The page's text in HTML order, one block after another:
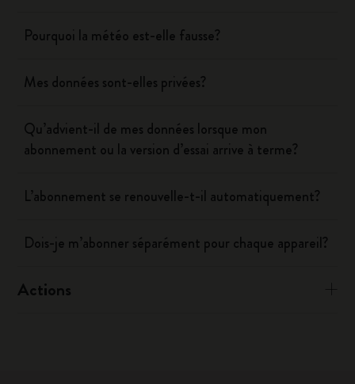
Pourquoi la météo est-elle fausse?
Mes données sont-elles privées?
Qu’advient-il de mes données lorsque mon
abonnement ou la version d’essai arrive à terme?
L’abonnement se renouvelle-t-il automatiquement?
Dois-je m’abonner séparément pour chaque appareil?
Actions